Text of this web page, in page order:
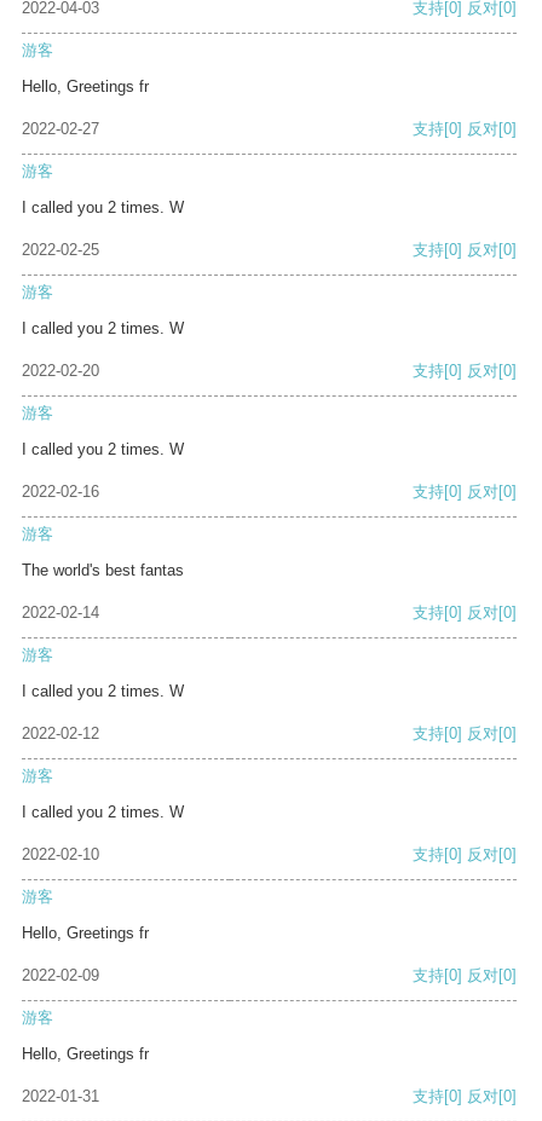
2022-04-03 支持[0] 反对[0]
游客
Hello, Greetings fr
2022-02-27 支持[0] 反对[0]
游客
I called you 2 times. W
2022-02-25 支持[0] 反对[0]
游客
I called you 2 times. W
2022-02-20 支持[0] 反对[0]
游客
I called you 2 times. W
2022-02-16 支持[0] 反对[0]
游客
The world's best fantas
2022-02-14 支持[0] 反对[0]
游客
I called you 2 times. W
2022-02-12 支持[0] 反对[0]
游客
I called you 2 times. W
2022-02-10 支持[0] 反对[0]
游客
Hello, Greetings fr
2022-02-09 支持[0] 反对[0]
游客
Hello, Greetings fr
2022-01-31 支持[0] 反对[0]